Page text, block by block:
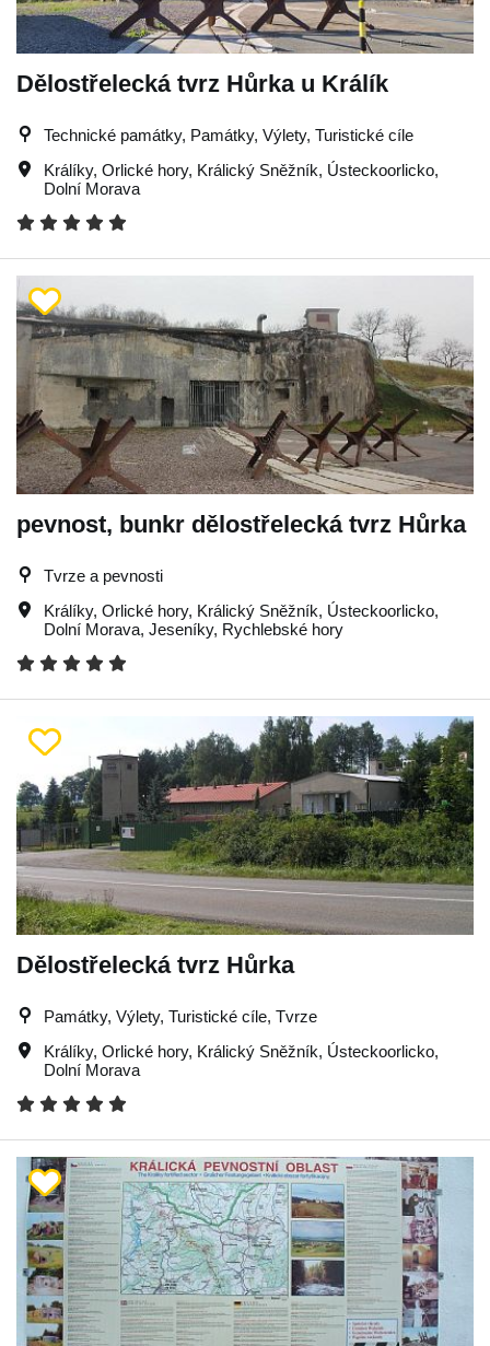
Dělostřelecká tvrz Hůrka u Králík
Technické památky, Památky, Výlety, Turistické cíle
Králíky, Orlické hory, Králický Sněžník, Ústeckoorlicko,
Dolní Morava
pevnost, bunkr dělostřelecká tvrz Hůrka
Tvrze a pevnosti
Králíky, Orlické hory, Králický Sněžník, Ústeckoorlicko,
Dolní Morava, Jeseníky, Rychlebské hory
Dělostřelecká tvrz Hůrka
Památky, Výlety, Turistické cíle, Tvrze
Králíky, Orlické hory, Králický Sněžník, Ústeckoorlicko,
Dolní Morava